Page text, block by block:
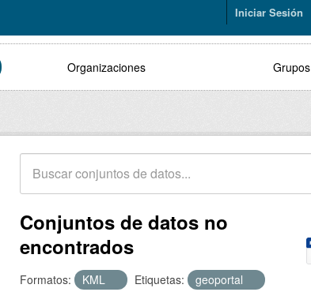
Iniciar Sesión
Organizaciones Grupos
Conjuntos de datos no
encontrados
Formatos: KML Etiquetas:
geoportal